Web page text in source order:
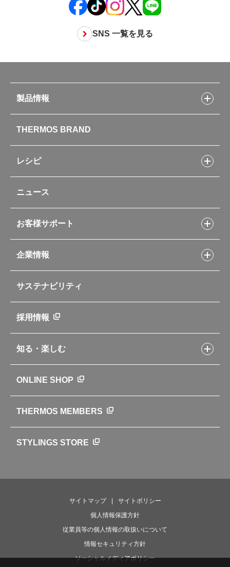
SNS 一覧を見る
製品情報
水筒
お弁当
キッチン用品
ポット・アイスペール
コーヒーメーカー
ソフトクーラー・バッグ
自転車専用ボトル
お手入れ用品
アパレル小物
新製品一覧
カタログ
THERMOS BRAND
レシピ
フライパンレシピ
シャトルシェフレシピ
スープジャーレシピ
イージースモーカーレシピ
レシピ本のご紹介
ニュース
お客様サポート
交換用部品の購入方法
部品の種類や販売状況を調べる
よくあるご質問・お問い合わせ
企業情報
企業理念
会社概要
ニュース
世界のサーモス
サーモスの歴史
サステナビリティ
採用情報
知る・楽しむ
クラブサーモス
WEBマガジン
お弁当にエールを込めて
ONLINE SHOP
THERMOS MEMBERS
STYLINGS STORE
サイトマップ
サイトポリシー
個人情報保護方針
従業員等の個人情報の取扱いについて
情報セキュリティ方針
ソーシャルメディアポリシー